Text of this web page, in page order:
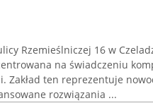
Rzemieślniczej 16 w
na świadczeniu
Zakład ten reprezentuje
rozwiązania ...